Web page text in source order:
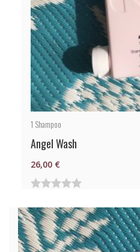
1 Shampoo
Angel Wash
26,00 €
von
5